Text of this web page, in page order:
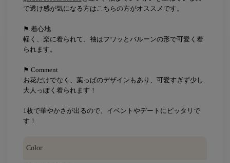
で透け感が気になる方はこちらの方がオススメです。
⚑ 着心地
軽く、楽に着られて、袖はフワッとバルーンの形で可愛く着
られます。
⚑ Comment
お花だけでなく、葉っぱのデザインもあり、可愛すぎず少し
大人っぽく着られます！
1枚で華やかさが出るので、イベントやデートにピッタリで
す！
Color